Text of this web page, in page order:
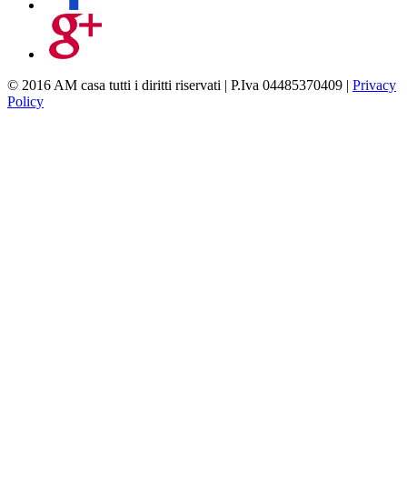
© 2016 AM casa tutti i diritti riservati | P.Iva 04485370409 | Privacy
Policy